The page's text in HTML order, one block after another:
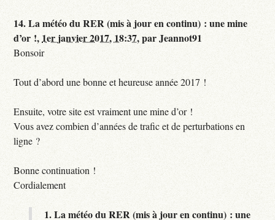
14.La météo du RER (mis à jour en continu) : une mine
d’or !, 1er janvier 2017, 18:37,parJeannot91
Bonsoir
Tout d’abord une bonne et heureuse année 2017 !
Ensuite, votre site est vraiment une mine d’or !
Vous avez combien d’années de trafic et de perturbations en
ligne ?
Bonne continuation !
Cordialement
1.La météo du RER (mis à jour en continu) : une